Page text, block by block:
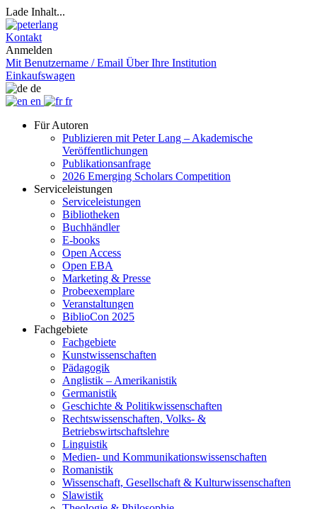
Lade Inhalt...
Kontakt
Anmelden
Mit Benutzername / Email Über Ihre Institution
Einkaufswagen
de
en
fr
Für Autoren
Publizieren mit Peter Lang – Akademische
Veröffentlichungen
Publikationsanfrage
2026 Emerging Scholars Competition
Serviceleistungen
Serviceleistungen
Bibliotheken
Buchhändler
E-books
Open Access
Open EBA
Marketing & Presse
Probeexemplare
Veranstaltungen
BiblioCon 2025
Fachgebiete
Fachgebiete
Kunstwissenschaften
Pädagogik
Anglistik – Amerikanistik
Germanistik
Geschichte & Politikwissenschaften
Rechtswissenschaften, Volks- &
Betriebswirtschaftslehre
Linguistik
Medien- und Kommunikationswissenschaften
Romanistik
Wissenschaft, Gesellschaft & Kulturwissenschaften
Slawistik